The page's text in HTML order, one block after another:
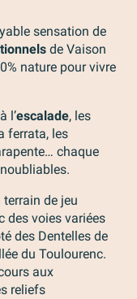
sensation de
de Vaison
nature pour vivre
l’escalade, les
ferrata, les
chaque
de jeu
des voies variées
des Dentelles de
du Toulourenc.
aux
reliefs